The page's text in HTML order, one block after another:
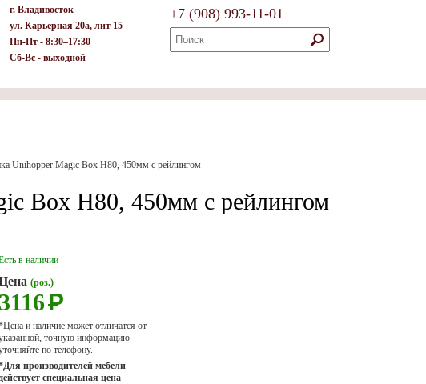
г. Владивосток
ул. Карьерная 20а, лит 15
Пн-Пт - 8:30–17:30
Сб-Вс - выходной
+7 (908) 993-11-01
Unihopper Magic Box H80, 450мм с рейлингом
Box H80, 450мм с рейлингом
в наличии
(роз.)
3116Р
и наличие может отличатся от
точную информацию
по телефону.
производителей мебели
специальная цена